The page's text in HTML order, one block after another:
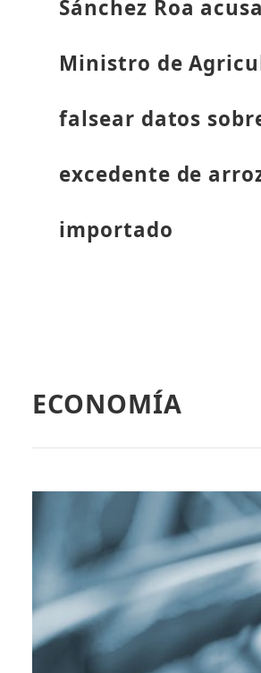
Sánchez Roa
Ministro de
falsear datos
excedente de
importado
ECONOMÍA